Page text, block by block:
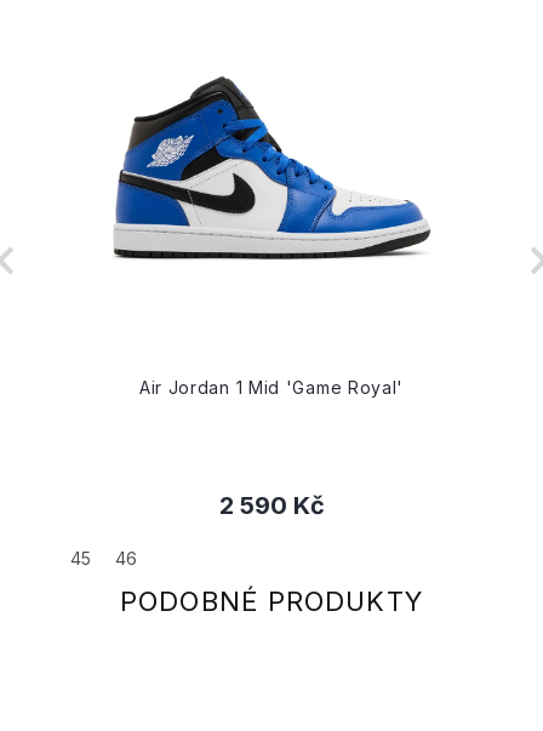
Air Jordan 1 Mid 'Game Royal'
2 590 Kč
45 46